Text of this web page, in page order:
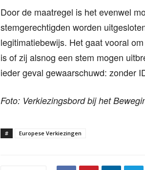
Door de maatregel is het evenwel
stemgerechtigden worden
legitimatiebewijs. Het gaat vooral
is of zij alsnog een stem mogen
ieder geval gewaarschuwd: zonder
Foto: Verkiezingsbord bij het
# Europese Verkiezingen